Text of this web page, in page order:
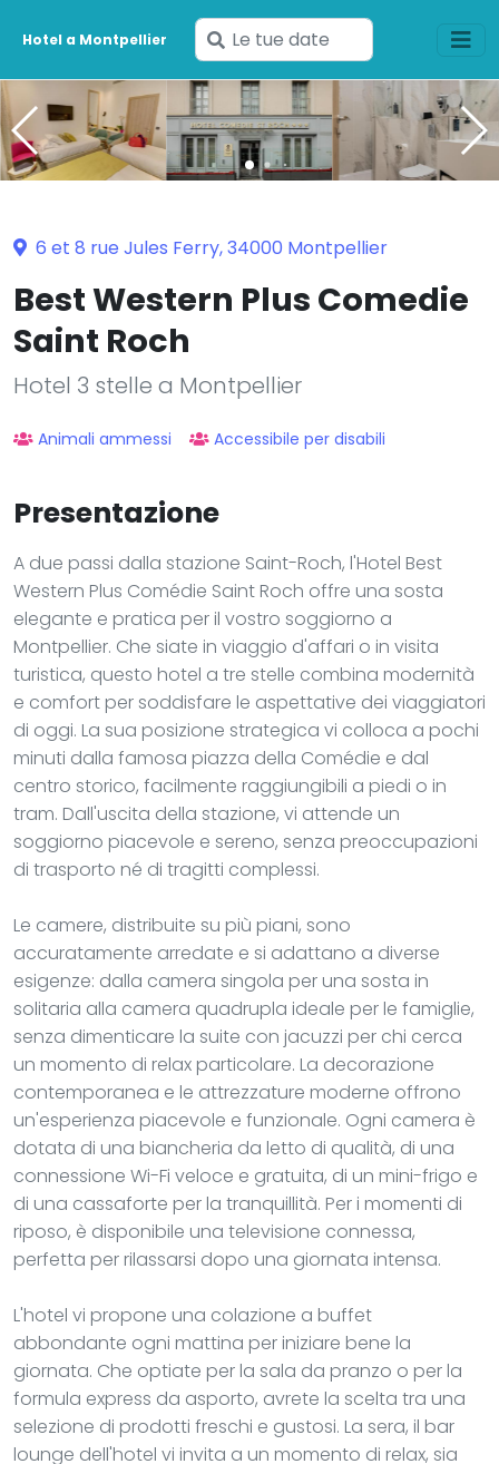
Hotel a Montpellier
Inserisci
le
tue
date
6 et 8 rue Jules Ferry, 34000 Montpellier
Best Western Plus Comedie
Saint Roch
Hotel 3 stelle a Montpellier
Animali ammessi Accessibile per disabili
Presentazione
A due passi dalla stazione Saint-Roch, l'Hotel Best
Western Plus Comédie Saint Roch offre una sosta
elegante e pratica per il vostro soggiorno a
Montpellier. Che siate in viaggio d'affari o in visita
turistica, questo hotel a tre stelle combina modernità
e comfort per soddisfare le aspettative dei viaggiatori
di oggi. La sua posizione strategica vi colloca a pochi
minuti dalla famosa piazza della Comédie e dal
centro storico, facilmente raggiungibili a piedi o in
tram. Dall'uscita della stazione, vi attende un
soggiorno piacevole e sereno, senza preoccupazioni
di trasporto né di tragitti complessi.
Le camere, distribuite su più piani, sono
accuratamente arredate e si adattano a diverse
esigenze: dalla camera singola per una sosta in
solitaria alla camera quadrupla ideale per le famiglie,
senza dimenticare la suite con jacuzzi per chi cerca
un momento di relax particolare. La decorazione
contemporanea e le attrezzature moderne offrono
un'esperienza piacevole e funzionale. Ogni camera è
dotata di una biancheria da letto di qualità, di una
connessione Wi-Fi veloce e gratuita, di un mini-frigo e
di una cassaforte per la tranquillità. Per i momenti di
riposo, è disponibile una televisione connessa,
perfetta per rilassarsi dopo una giornata intensa.
L'hotel vi propone una colazione a buffet
abbondante ogni mattina per iniziare bene la
giornata. Che optiate per la sala da pranzo o per la
formula express da asporto, avrete la scelta tra una
selezione di prodotti freschi e gustosi. La sera, il bar
lounge dell'hotel vi invita a un momento di relax, sia